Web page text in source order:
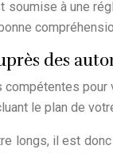
soumise à une
des
pour
le plan de
longs, il est